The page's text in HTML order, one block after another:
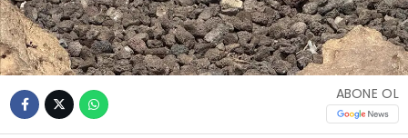
ABONE OL